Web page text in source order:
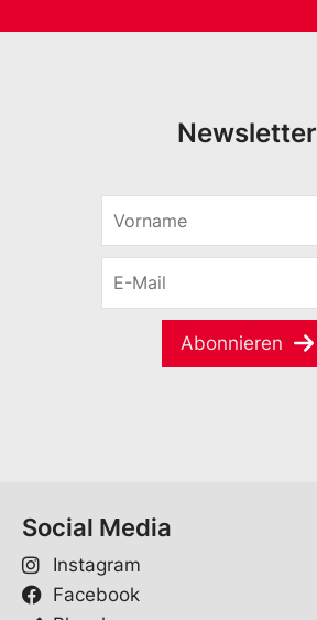
Newsletter
r
m
M
Abonnieren
Social Media
Instagram
Facebook